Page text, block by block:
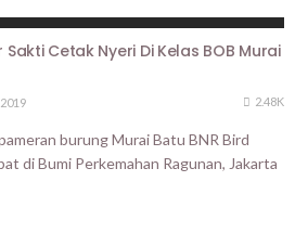
Cetak Nyeri Di Kelas BOB Murai
2.48K
burung Murai Batu BNR Bird
di Bumi Perkemahan Ragunan, Jakarta